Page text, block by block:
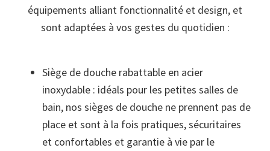
équipements alliant fonctionnalité et design, et
sont adaptées à vos gestes du quotidien :
Siège de douche rabattable en acier
inoxydable : idéals pour les petites salles de
bain, nos sièges de douche ne prennent pas de
place et sont à la fois pratiques, sécuritaires
et confortables et garantie à vie par le